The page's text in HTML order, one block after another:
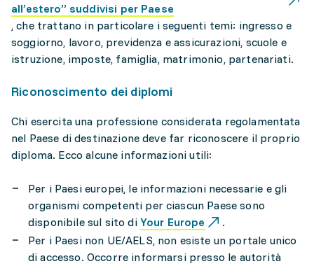
all’estero” suddivisi per Paese
, che trattano in particolare i seguenti temi: ingresso e
soggiorno, lavoro, previdenza e assicurazioni, scuole e
istruzione, imposte, famiglia, matrimonio, partenariati.
Riconoscimento dei diplomi
Chi esercita una professione considerata regolamentata
nel Paese di destinazione deve far riconoscere il proprio
diploma. Ecco alcune informazioni utili:
Per i Paesi europei, le informazioni necessarie e gli
organismi competenti per ciascun Paese sono
disponibile sul sito di Your Europe
.
Per i Paesi non UE/AELS, non esiste un portale unico
di accesso. Occorre informarsi presso le autorità